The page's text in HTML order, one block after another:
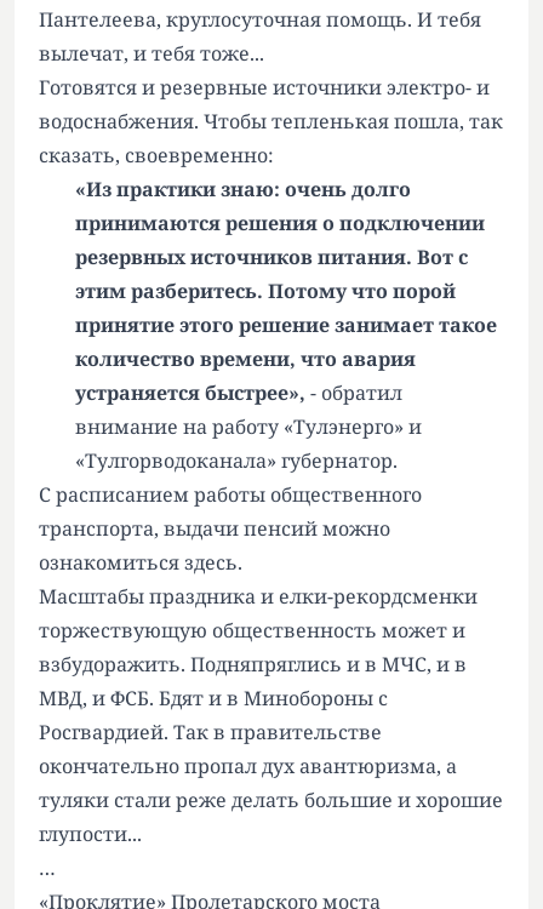
Пантелеева, круглосуточная помощь. И тебя
вылечат, и тебя тоже...
Готовятся и резервные источники электро- и
водоснабжения. Чтобы тепленькая пошла, так
сказать, своевременно:
«Из практики знаю: очень долго
принимаются решения о подключении
резервных источников питания. Вот с
этим разберитесь. Потому что порой
принятие этого решение занимает такое
количество времени, что авария
устраняется быстрее», - обратил
внимание на работу «Тулэнерго» и
«Тулгорводоканала» губернатор.
Срасписаниемработы общественного
транспорта, выдачи пенсий можно
ознакомитьсяздесь.
Масштабы праздника и елки-рекордсменки
торжествующую общественность может и
взбудоражить. Подняпряглись и в МЧС, и в
МВД, и ФСБ. Бдят и в Минобороны с
Росгвардией. Так в правительстве
окончательно пропал дух авантюризма, а
туляки стали реже делать большие и хорошие
глупости...
…
«Проклятие» Пролетарского моста